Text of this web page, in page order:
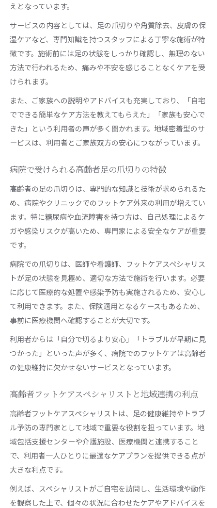
えとなっています。
サービスの内容としては、足の爪切りや角質除去、皮膚の保
湿ケアなど、専門知識を持つスタッフによる丁寧な施術が特
徴です。施術前には足の状態をしっかり確認し、無理のない
方法で行われるため、痛みや不安を感じることなくケアを受
けられます。
また、ご家族への説明やアドバイスも充実しており、「自宅
でできる簡単なケア方法を教えてもらえた」「家族も安心で
きた」という利用者の声が多く聞かれます。地域密着型のサ
ービスは、利用者とご家族双方の安心につながっています。
病院で受けられる高齢者足の爪切りの特徴
高齢者の足の爪切りは、専門的な知識と技術が求められるた
め、病院やクリニックでのフットケア外来の利用が増えてい
ます。特に糖尿病や血流障害を持つ方は、自己処理によるケ
ガや感染リスクが高いため、専門家による安全なケアが重要
です。
病院での爪切りは、医師や看護師、フットケアスペシャリス
トが足の状態を見極め、適切な方法で施術を行います。必要
に応じて医療的な処置や感染予防も実施されるため、安心し
て利用できます。また、保険適用となるケースもあるため、
事前に医療機関へ確認することが大切です。
利用者からは「自分で切るより安心」「トラブルが早期に見
つかった」といった声が多く、病院でのフットケアは高齢者
の健康維持に欠かせないサービスとなっています。
高齢者フットケアスペシャリストと地域連携の利点
高齢者フットケアスペシャリストは、足の健康維持やトラブ
ル予防の専門家として地域で重要な役割を担っています。地
域包括支援センターや介護施設、医療機関と連携すること
で、利用者一人ひとりに最適なケアプランを提供できる点が
大きな利点です。
例えば、スペシャリストがご自宅を訪問し、生活環境や動作
を観察した上で、個々の状況に合わせたケアやアドバイスを